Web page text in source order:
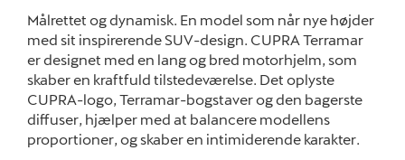
Målrettet og dynamisk. En model som når nye højder
med sit inspirerende SUV-design. CUPRA Terramar
er designet med en lang og bred motorhjelm, som
skaber en kraftfuld tilstedeværelse. Det oplyste
CUPRA-logo, Terramar-bogstaver og den bagerste
diffuser, hjælper med at balancere modellens
proportioner, og skaber en intimiderende karakter.